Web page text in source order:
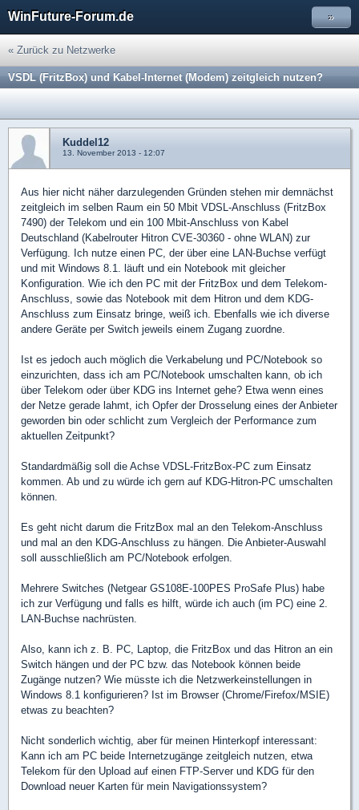
WinFuture-Forum.de »
« Zurück zu Netzwerke
VSDL (FritzBox) und Kabel-Internet (Modem) zeitgleich nutzen?
Kuddel12
13. November 2013 - 12:07
Aus hier nicht näher darzulegenden Gründen stehen mir demnächst
zeitgleich im selben Raum ein 50 Mbit VDSL-Anschluss (FritzBox
7490) der Telekom und ein 100 Mbit-Anschluss von Kabel
Deutschland (Kabelrouter Hitron CVE-30360 - ohne WLAN) zur
Verfügung. Ich nutze einen PC, der über eine LAN-Buchse verfügt
und mit Windows 8.1. läuft und ein Notebook mit gleicher
Konfiguration. Wie ich den PC mit der FritzBox und dem Telekom-
Anschluss, sowie das Notebook mit dem Hitron und dem KDG-
Anschluss zum Einsatz bringe, weiß ich. Ebenfalls wie ich diverse
andere Geräte per Switch jeweils einem Zugang zuordne.
Ist es jedoch auch möglich die Verkabelung und PC/Notebook so
einzurichten, dass ich am PC/Notebook umschalten kann, ob ich
über Telekom oder über KDG ins Internet gehe? Etwa wenn eines
der Netze gerade lahmt, ich Opfer der Drosselung eines der Anbieter
geworden bin oder schlicht zum Vergleich der Performance zum
aktuellen Zeitpunkt?
Standardmäßig soll die Achse VDSL-FritzBox-PC zum Einsatz
kommen. Ab und zu würde ich gern auf KDG-Hitron-PC umschalten
können.
Es geht nicht darum die FritzBox mal an den Telekom-Anschluss
und mal an den KDG-Anschluss zu hängen. Die Anbieter-Auswahl
soll ausschließlich am PC/Notebook erfolgen.
Mehrere Switches (Netgear GS108E-100PES ProSafe Plus) habe
ich zur Verfügung und falls es hilft, würde ich auch (im PC) eine 2.
LAN-Buchse nachrüsten.
Also, kann ich z. B. PC, Laptop, die FritzBox und das Hitron an ein
Switch hängen und der PC bzw. das Notebook können beide
Zugänge nutzen? Wie müsste ich die Netzwerkeinstellungen in
Windows 8.1 konfigurieren? Ist im Browser (Chrome/Firefox/MSIE)
etwas zu beachten?
Nicht sonderlich wichtig, aber für meinen Hinterkopf interessant:
Kann ich am PC beide Internetzugänge zeitgleich nutzen, etwa
Telekom für den Upload auf einen FTP-Server und KDG für den
Download neuer Karten für mein Navigationssystem?